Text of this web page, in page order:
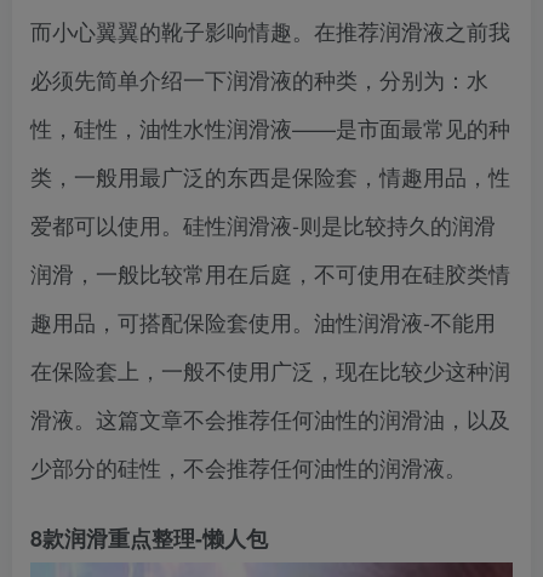
而小心翼翼的靴子影响情趣。在推荐润滑液之前我
必须先简单介绍一下润滑液的种类，分别为：水
性，硅性，油性水性润滑液——是市面最常见的种
类，一般用最广泛的东西是保险套，情趣用品，性
爱都可以使用。硅性润滑液-则是比较持久的润滑
润滑，一般比较常用在后庭，不可使用在硅胶类情
趣用品，可搭配保险套使用。油性润滑液-不能用
在保险套上，一般不使用广泛，现在比较少这种润
滑液。这篇文章不会推荐任何油性的润滑油，以及
少部分的硅性，不会推荐任何油性的润滑液。
8款润滑重点整理-懒人包